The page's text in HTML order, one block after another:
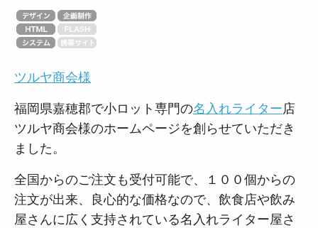
ツルヤ商会様
福岡県嘉穂郡で小ロット専門の名入れライター店
ツルヤ商会様のホームページを創らせていただき
ました。
全国からのご注文も受付可能で、１００個からの
注文が出来、良心的な価格なので、飲食店や飲み
屋さんに広く支持されている名入れライター屋さ